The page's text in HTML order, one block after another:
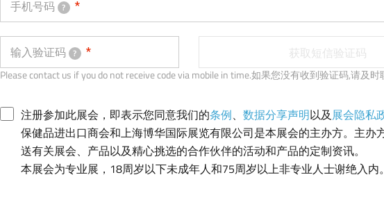
b
手机号码 ?
输入验证码 ? 获取短信验证码
Please contact us if you do not receive code via mobile in time.如果您没有收到验证码,请及
注册参加此展会，即表示您同意我们的条例、 数据分享声明以及展会隐私
保健品进出口商会和上海博华国际展览有限公司是本展会的主办方。主办
送有关展会、产品以及精心挑选的合作伙伴的活动和产品的定制资讯。
本展会为专业展，18周岁以下未成年人和75周岁以上非专业人士谢绝入内